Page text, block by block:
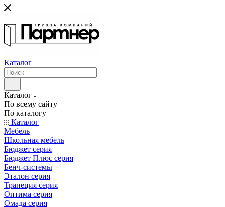
Каталог
Каталог
По всему сайту
По каталогу
Каталог
Мебель
Школьная мебель
Бюджет серия
Бюджет Плюс серия
Бенч-системы
Эталон серия
Трапеция серия
Оптима серия
Омада серия